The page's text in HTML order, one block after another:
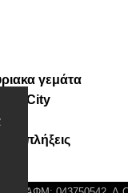
γεμάτα
City
εκπλήξεις